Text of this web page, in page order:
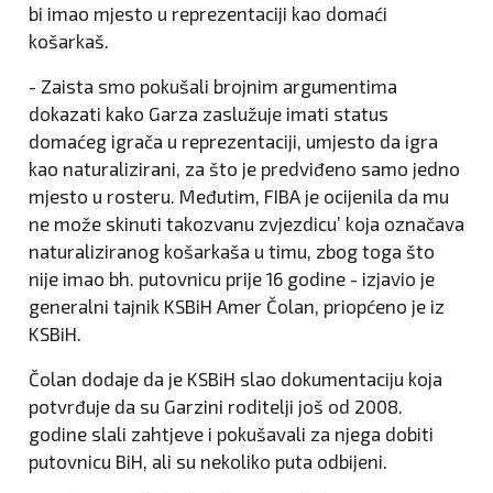
bi imao mjesto u reprezentaciji kao domaći
košarkaš.
- Zaista smo pokušali brojnim argumentima
dokazati kako Garza zaslužuje imati status
domaćeg igrača u reprezentaciji, umjesto da igra
kao naturalizirani, za što je predviđeno samo jedno
mjesto u rosteru. Međutim, FIBA je ocijenila da mu
ne može skinuti takozvanu zvjezdicu’ koja označava
naturaliziranog košarkaša u timu, zbog toga što
nije imao bh. putovnicu prije 16 godine - izjavio je
generalni tajnik KSBiH Amer Čolan, priopćeno je iz
KSBiH.
Čolan dodaje da je KSBiH slao dokumentaciju koja
potvrđuje da su Garzini roditelji još od 2008.
godine slali zahtjeve i pokušavali za njega dobiti
putovnicu BiH, ali su nekoliko puta odbijeni.